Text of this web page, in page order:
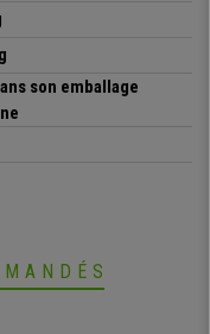
son emballage